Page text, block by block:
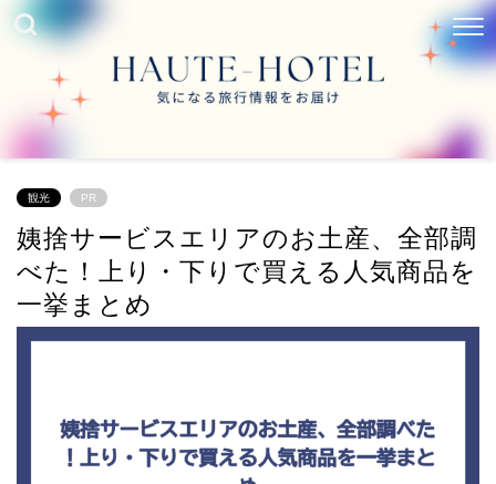
観光 PR
姨捨サービスエリアのお土産、全部調
べた！上り・下りで買える人気商品を
一挙まとめ